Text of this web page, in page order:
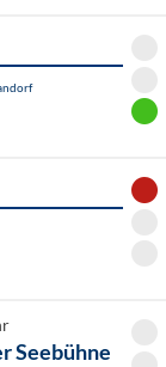
Seebühne